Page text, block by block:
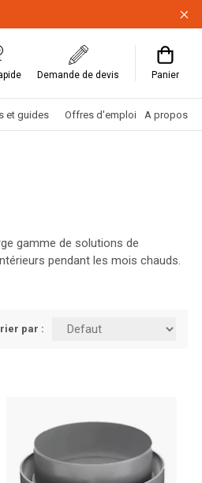
Demande de devis Panier
et guides Offres d'emploi A propos
gamme de solutions de
pendant les mois chauds.
votre maison pour toute
par :